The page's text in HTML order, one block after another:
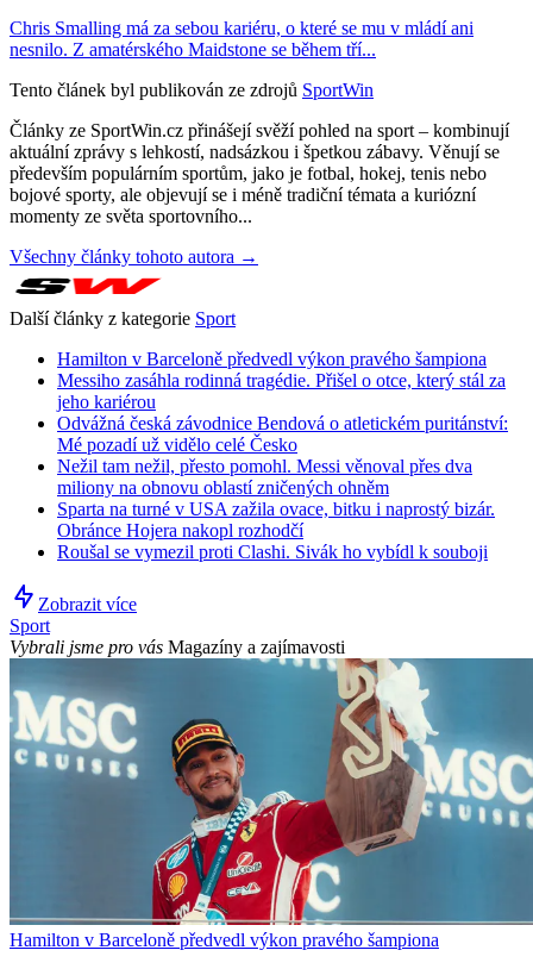
Chris Smalling má za sebou kariéru, o které se mu v mládí ani
nesnilo. Z amatérského Maidstone se během tří...
Tento článek byl publikován ze zdrojů SportWin
Články ze SportWin.cz přinášejí svěží pohled na sport – kombinují
aktuální zprávy s lehkostí, nadsázkou i špetkou zábavy. Věnují se
především populárním sportům, jako je fotbal, hokej, tenis nebo
bojové sporty, ale objevují se i méně tradiční témata a kuriózní
momenty ze světa sportovního...
Všechny články tohoto autora →
Další články z kategorie Sport
Hamilton v Barceloně předvedl výkon pravého šampiona
Messiho zasáhla rodinná tragédie. Přišel o otce, který stál za
jeho kariérou
Odvážná česká závodnice Bendová o atletickém puritánství:
Mé pozadí už vidělo celé Česko
Nežil tam nežil, přesto pomohl. Messi věnoval přes dva
miliony na obnovu oblastí zničených ohněm
Sparta na turné v USA zažila ovace, bitku i naprostý bizár.
Obránce Hojera nakopl rozhodčí
Roušal se vymezil proti Clashi. Sivák ho vybídl k souboji
Zobrazit více
Sport
Vybrali jsme pro vás Magazíny a zajímavosti
Hamilton v Barceloně předvedl výkon pravého šampiona